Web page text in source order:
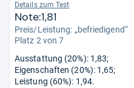
Details zum Test
Note:1,81
Preis/Leistung: „befriedigend“
Platz 2 von 7
Ausstattung (20%): 1,83;
Eigenschaften (20%): 1,65;
Leistung (60%): 1,94.